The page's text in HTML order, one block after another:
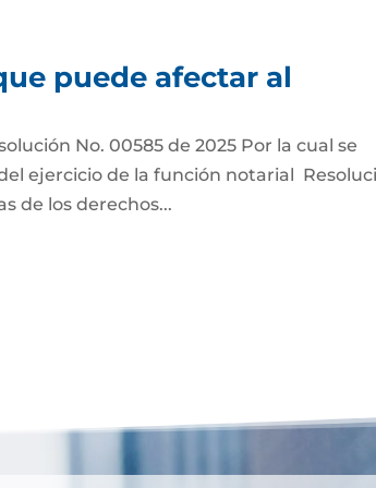
puede afectar al
No. 00585 de 2025 Por la cual se
ejercicio de la función notarial
de los derechos...